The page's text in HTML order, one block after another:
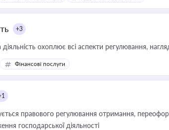
майна, корпоративних угод і перевірки
+3
діяльність охоплює всі аспекти регулювання,
Фінансові послуги
правового регулювання отримання,
господарської діяльності